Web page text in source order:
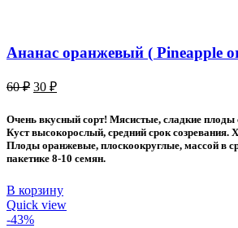
Ананас оранжевый ( Pineapple
60₽ Первоначальная
составляла
60 ₽.
30 ₽Текущая
30 ₽.
Очень вкусный сорт! Мясистые, сладкие плоды
Куст высокорослый, средний срок созревания.
Плоды оранжевые, плоскоокруглые, массой в
пакетике 8-10 семян.
В корзину
Quick view
-43%